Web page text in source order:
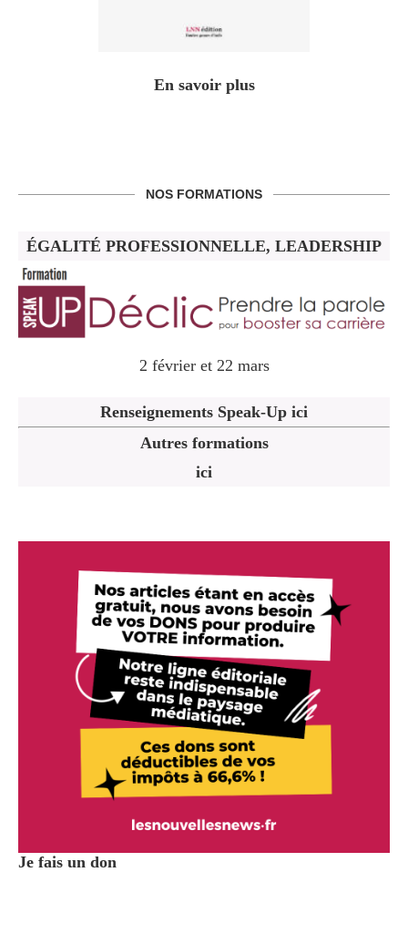
En savoir plus
NOS FORMATIONS
ÉGALITÉ PROFESSIONNELLE, LEADERSHIP
2 février et 22 mars
Renseignements Speak-Up ici
Autres formations
ici
Je fais un don